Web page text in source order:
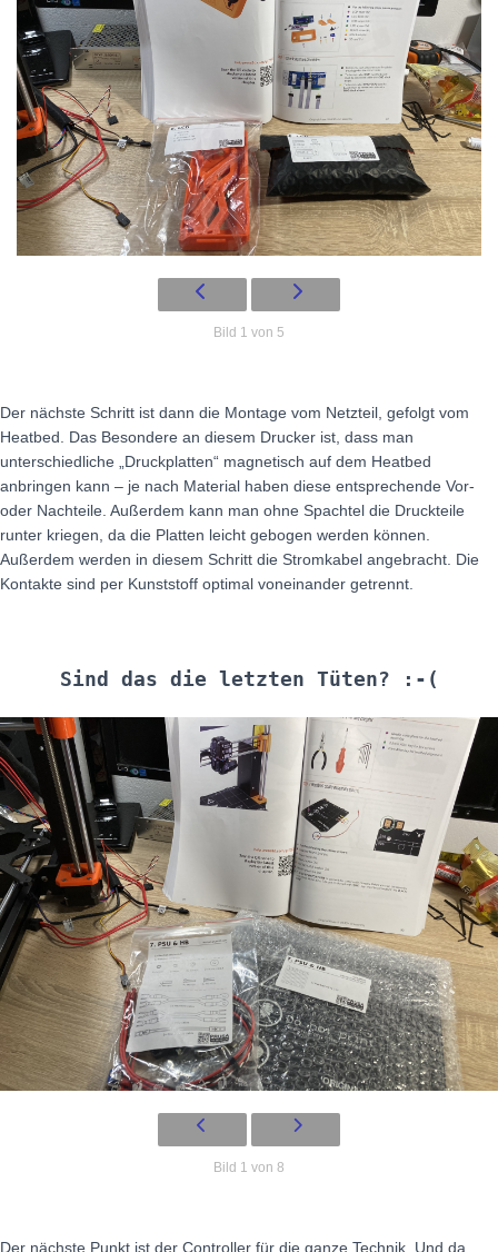
Bild 1 von 5
Der nächste Schritt ist dann die Montage vom Netzteil, gefolgt vom
Heatbed. Das Besondere an diesem Drucker ist, dass man
unterschiedliche „Druckplatten“ magnetisch auf dem Heatbed
anbringen kann – je nach Material haben diese entsprechende Vor-
oder Nachteile. Außerdem kann man ohne Spachtel die Druckteile
runter kriegen, da die Platten leicht gebogen werden können.
Außerdem werden in diesem Schritt die Stromkabel angebracht. Die
Kontakte sind per Kunststoff optimal voneinander getrennt.
Sind das die letzten Tüten? :-(
Bild 1 von 8
Der nächste Punkt ist der Controller für die ganze Technik. Und da